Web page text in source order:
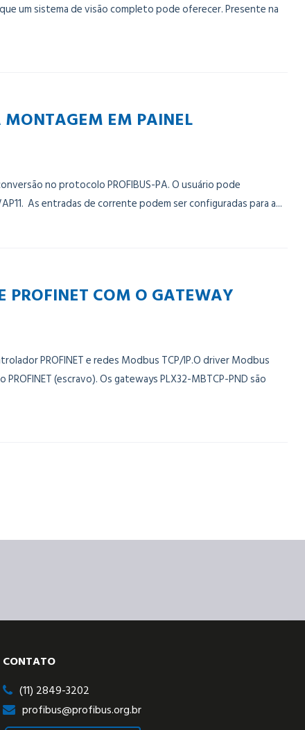
um sistema de visão completo pode oferecer. Presente na
MONTAGEM EM PAINEL
no protocolo PROFIBUS-PA. O usuário pode
As entradas de corrente podem ser configuradas para a...
PROFINET COM O GATEWAY
PROFINET e redes Modbus TCP/IP.O driver Modbus
(escravo). Os gateways PLX32-MBTCP-PND são
CONTATO
(11) 2849-3202
profibus@profibus.org.br